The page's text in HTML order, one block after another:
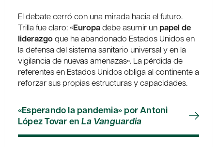
El debate cerró con una mirada hacia el futuro.
Trilla fue claro: «Europadebe asumir un papel de
liderazgoque ha abandonado Estados Unidos en
la defensa del sistema sanitario universal y en la
vigilancia de nuevas amenazas». La pérdida de
referentes en Estados Unidos obliga al continente a
reforzar sus propias estructuras y capacidades.
«Esperando la pandemia» por Antoni
López Tovar en La Vanguardia